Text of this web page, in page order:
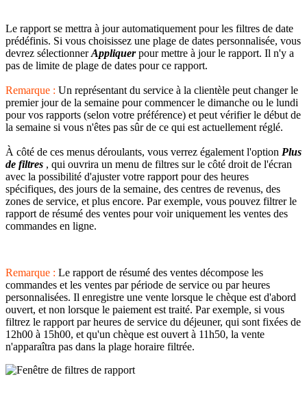
Le rapport se mettra à jour automatiquement pour les filtres de date
prédéfinis. Si vous choisissez une plage de dates personnalisée, vous
devrez sélectionnerAppliquerpour mettre à jour le rapport. Il n'y a
pas de limite de plage de dates pour ce rapport.
Remarque : Un représentant du service à la clientèle peut changer le
premier jour de la semaine pour commencer le dimanche ou le lundi
pour vos rapports (selon votre préférence) et peut vérifier le début de
la semaine si vous n'êtes pas sûr de ce qui est actuellement réglé.
À côté de ces menus déroulants, vous verrez également l'option Plus
de filtres , qui ouvrira un menu de filtres sur le côté droit de l'écran
avec la possibilité d'ajuster votre rapport pour des heures
spécifiques, des jours de la semaine, des centres de revenus, des
zones de service, et plus encore. Par exemple, vous pouvez filtrer le
rapport de résumé des ventes pour voir uniquement les ventes des
commandes en ligne.
Remarque : Le rapport de résumé des ventes décompose les
commandes et les ventes par période de service ou par heures
personnalisées. Il enregistre une vente lorsque le chèque est d'abord
ouvert, et non lorsque le paiement est traité. Par exemple, si vous
filtrez le rapport par heures de service du déjeuner, qui sont fixées de
12h00 à 15h00, et qu'un chèque est ouvert à 11h50, la vente
n'apparaîtra pas dans la plage horaire filtrée.